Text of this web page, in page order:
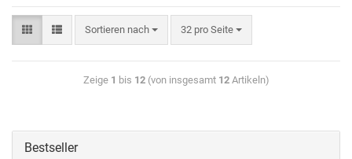
Sortieren nach 32 pro Seite
Zeige 1 bis 12(von insgesamt 12Artikeln)
Bestseller